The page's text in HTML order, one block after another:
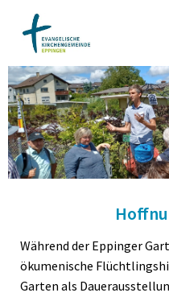
Während der Eppinger
ökumenische
Garten als